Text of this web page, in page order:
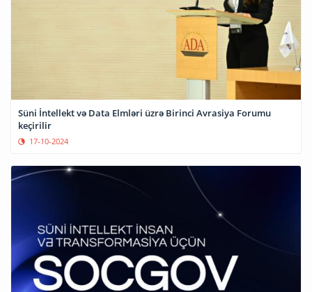
Süni İntellekt və Data Elmləri üzrə Birinci Avrasiya Forumu
keçirilir
17-10-2024